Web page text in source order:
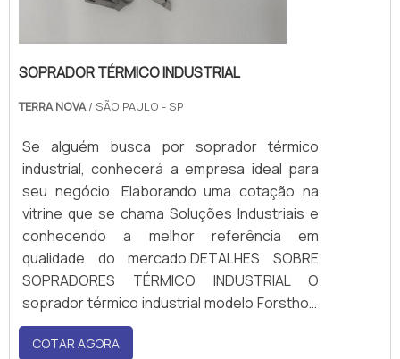
SOPRADOR TÉRMICO INDUSTRIAL
TERRA NOVA/ SÃO PAULO - SP
Se alguém busca por soprador térmico
industrial, conhecerá a empresa ideal para
seu negócio. Elaborando uma cotação na
vitrine que se chama Soluções Industriais e
conhecendo a melhor referência em
qualidade do mercado.DETALHES SOBRE
SOPRADORES TÉRMICO INDUSTRIAL O
soprador térmico industrial modelo Forsthoff
Oval-Q, dispõe de uma potência de
aquecimento de 1500 Watt 230V, e uma
COTAR AGORA